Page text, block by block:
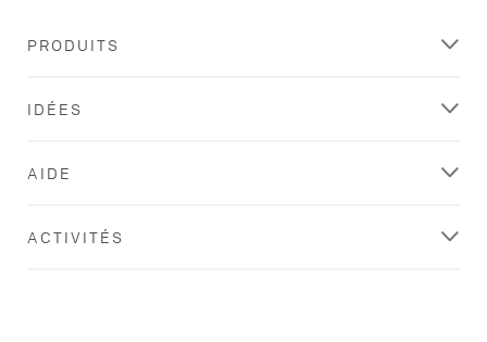
PRODUITS
IDÉES
AIDE
ACTIVITÉS